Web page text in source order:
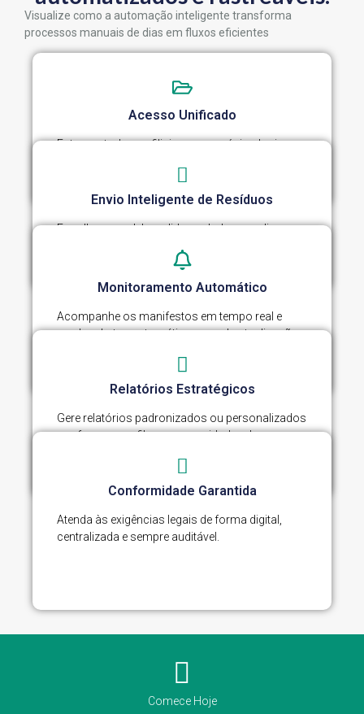
Visualize como a automação inteligente transforma
processos manuais de dias em fluxos eficientes
Acesso Unificado
Entre em todas as filiais com um único login e
Envio Inteligente de Resíduos
Escolha o modelo, valide os dados e realize o
Monitoramento Automático
Acompanhe os manifestos em tempo real e
receba alertas automáticos a cada atualização
Relatórios Estratégicos
Gere relatórios padronizados ou personalizados
conforme o perfil e as necessidades da
Conformidade Garantida
Atenda às exigências legais de forma digital,
centralizada e sempre auditável.
Comece Hoje